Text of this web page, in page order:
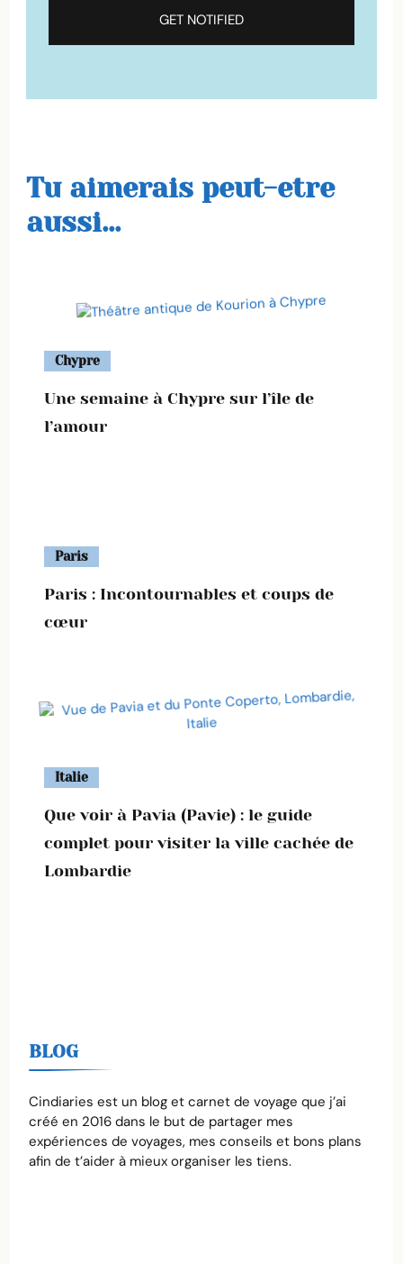
Tu aimerais peut-etre
aussi...
Chypre
Une semaine à Chypre sur l’île de
l’amour
Paris
Paris : Incontournables et coups de
cœur
Italie
Que voir à Pavia (Pavie) : le guide
complet pour visiter la ville cachée de
Lombardie
BLOG
Cindiaries est un blog et carnet de voyage que j’ai
créé en 2016 dans le but de partager mes
expériences de voyages, mes conseils et bons plans
afin de t’aider à mieux organiser les tiens.